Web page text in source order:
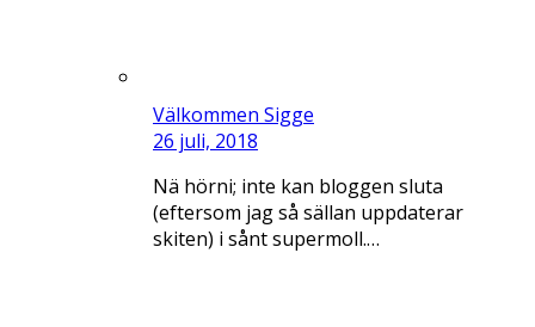
Välkommen Sigge
26 juli, 2018
Nä hörni; inte kan bloggen sluta
(eftersom jag så sällan uppdaterar
skiten) i sånt supermoll.…